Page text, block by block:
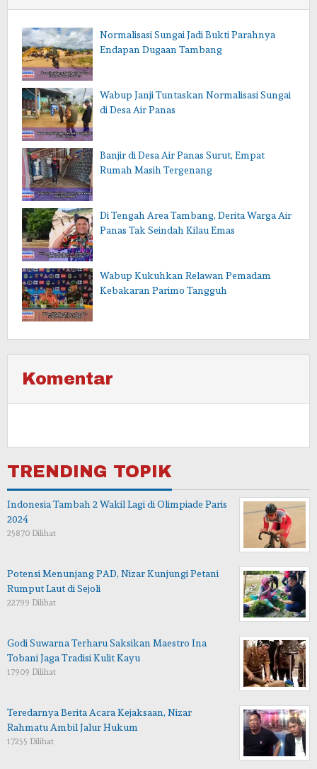
Normalisasi Sungai Jadi Bukti Parahnya
Endapan Dugaan Tambang
Wabup Janji Tuntaskan Normalisasi Sungai
di Desa Air Panas
Banjir di Desa Air Panas Surut, Empat
Rumah Masih Tergenang
Di Tengah Area Tambang, Derita Warga Air
Panas Tak Seindah Kilau Emas
Wabup Kukuhkan Relawan Pemadam
Kebakaran Parimo Tangguh
Komentar
TRENDING TOPIK
Indonesia Tambah 2 Wakil Lagi di Olimpiade Paris
2024
25870 Dilihat
Potensi Menunjang PAD, Nizar Kunjungi Petani
Rumput Laut di Sejoli
22799 Dilihat
Godi Suwarna Terharu Saksikan Maestro Ina
Tobani Jaga Tradisi Kulit Kayu
17909 Dilihat
Teredarnya Berita Acara Kejaksaan, Nizar
Rahmatu Ambil Jalur Hukum
17255 Dilihat